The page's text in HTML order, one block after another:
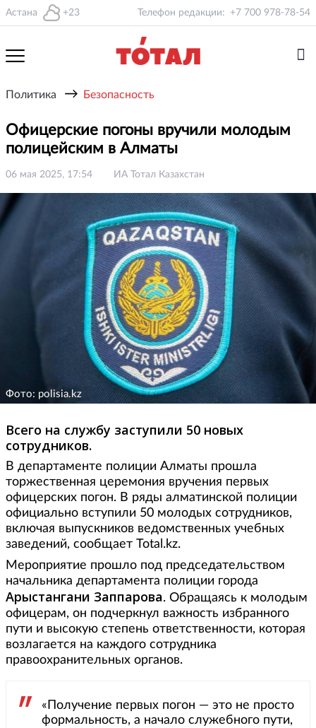
Астана +23 Телефон редакции: +7 700 978-78-54
Политика → Безопасность
Офицерские погоны вручили молодым
полицейским в Алматы
06 мая 2025, 17:54 ИА Тотал Казахстан
Фото: polisia.kz
Всего на службу заступили 50 новых
сотрудников.
В департаменте полиции Алматы прошла
торжественная церемония вручения первых
офицерских погон. В ряды алматинской полиции
официально вступили 50 молодых сотрудников,
включая выпускников ведомственных учебных
заведений, сообщает Total.kz.
Мероприятие прошло под председательством
начальника департамента полиции города
Арыстангани Заппарова. Обращаясь к молодым
офицерам, он подчеркнул важность избранного
пути и высокую степень ответственности, которая
возлагается на каждого сотрудника
правоохранительных органов.
«Получение первых погон — это не просто
формальность, а начало служебного пути,